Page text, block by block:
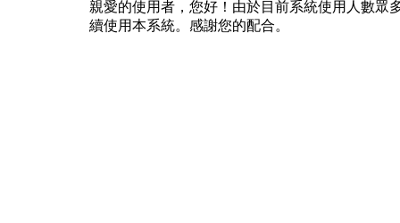
親愛的使用者，您好！由於目前系統使用人數眾
續使用本系統。感謝您的配合。